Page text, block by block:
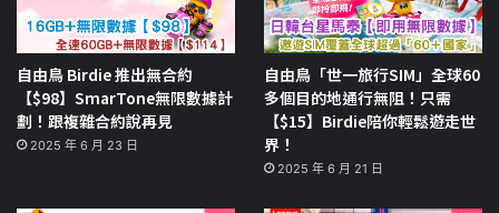
自由鳥 Birdie 推出無合約
【$98】SmarTone無限數據計
劃！跟複雜合約說再見
2025 年 6 月 23 日
自由鳥「世一旅行SIM」全球60
多個目的地通行無阻！只需
【$15】Birdie陪你輕鬆遊走世
界！
2025 年 6 月 21 日